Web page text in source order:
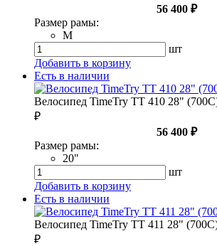
56 400 ₽
Размер рамы:
M
шт
Добавить в корзину
Есть в наличии
Велосипед TimeTry TT 410 28"
₽
56 400 ₽
Размер рамы:
20"
шт
Добавить в корзину
Есть в наличии
Велосипед TimeTry TT 411 28"
₽